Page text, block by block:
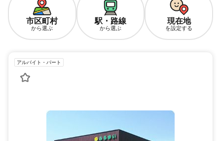
市区町村
から選ぶ
駅・路線
から選ぶ
現在地
を設定する
アルバイト・パート